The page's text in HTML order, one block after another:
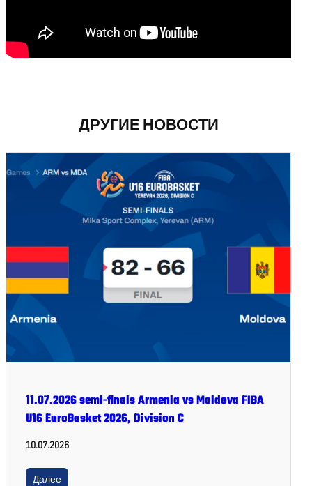
ДРУГИЕ НОВОСТИ
11.07.2026 semi-finals Armenia vs Moldova FIBA
U16 EuroBasket 2026, Division C
10.07.2026
Далее